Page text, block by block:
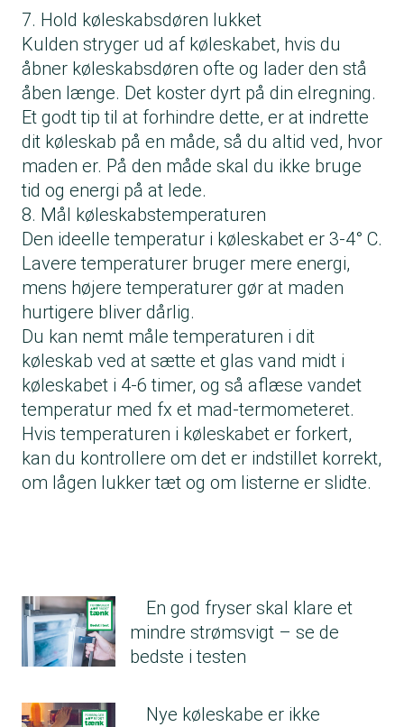
7. Hold køleskabsdøren lukket
Kulden stryger ud af køleskabet, hvis du
åbner køleskabsdøren ofte og lader den stå
åben længe. Det koster dyrt på din elregning.
Et godt tip til at forhindre dette, er at indrette
dit køleskab på en måde, så du altid ved, hvor
maden er. På den måde skal du ikke bruge
tid og energi på at lede.
8. Mål køleskabstemperaturen
Den ideelle temperatur i køleskabet er 3-4° C.
Lavere temperaturer bruger mere energi,
mens højere temperaturer gør at maden
hurtigere bliver dårlig.
Du kan nemt måle temperaturen i dit
køleskab ved at sætte et glas vand midt i
køleskabet i 4-6 timer, og så aflæse vandet
temperatur med fx et mad-termometeret.
Hvis temperaturen i køleskabet er forkert,
kan du kontrollere om det er indstillet korrekt,
om lågen lukker tæt og om listerne er slidte.
En god fryser skal klare et
mindre strømsvigt – se de
bedste i testen
Nye køleskabe er ikke